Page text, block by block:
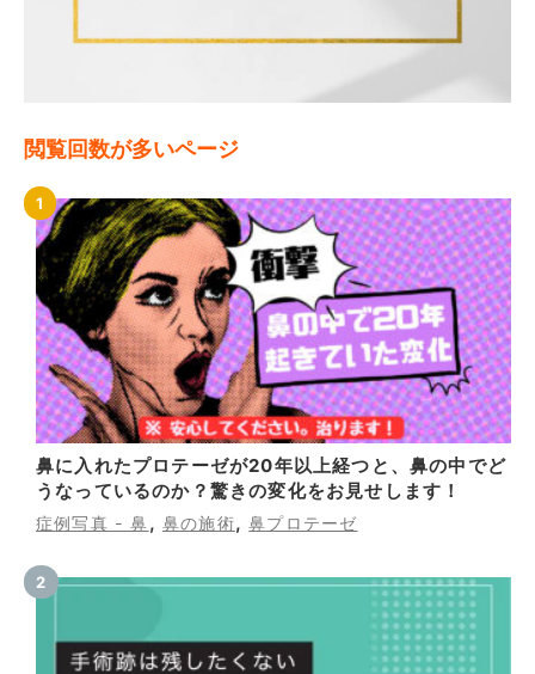
閲覧回数が多いページ
鼻に入れたプロテーゼが20年以上経つと、鼻の中でど
うなっているのか？驚きの変化をお見せします！
症例写真 - 鼻,鼻の施術,鼻プロテーゼ